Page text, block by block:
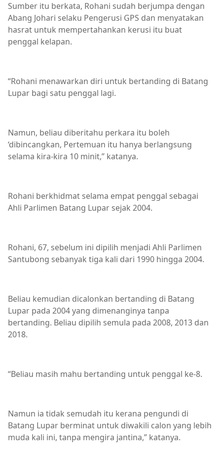
Sumber itu berkata, Rohani sudah berjumpa dengan
Abang Johari selaku Pengerusi GPS dan menyatakan
hasrat untuk mempertahankan kerusi itu buat
penggal kelapan.
“Rohani menawarkan diri untuk bertanding di Batang
Lupar bagi satu penggal lagi.
Namun, beliau diberitahu perkara itu boleh
‘dibincangkan, Pertemuan itu hanya berlangsung
selama kira-kira 10 minit,” katanya.
Rohani berkhidmat selama empat penggal sebagai
Ahli Parlimen Batang Lupar sejak 2004.
Rohani, 67, sebelum ini dipilih menjadi Ahli Parlimen
Santubong sebanyak tiga kali dari 1990 hingga 2004.
Beliau kemudian dicalonkan bertanding di Batang
Lupar pada 2004 yang dimenanginya tanpa
bertanding. Beliau dipilih semula pada 2008, 2013 dan
2018.
“Beliau masih mahu bertanding untuk penggal ke-8.
Namun ia tidak semudah itu kerana pengundi di
Batang Lupar berminat untuk diwakili calon yang lebih
muda kali ini, tanpa mengira jantina,” katanya.